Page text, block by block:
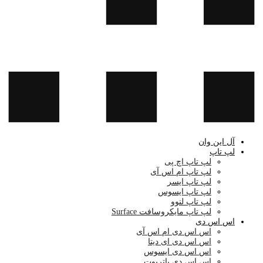
آل این وان
لپ تاپ
لپ تاپ اچ پی
لپ تاپ ام اس آی
لپ تاپ ایسر
لپ تاپ ایسوس
لپ تاپ لنوو
لپ تاپ مایکروسافت Surface
اس اس دی
اس اس دی ام اس آی
اس اس دی ای دیتا
اس اس دی ایسوس